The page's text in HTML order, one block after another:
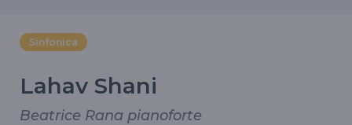
Sinfonica
Lahav Shani
Beatrice Rana pianoforte